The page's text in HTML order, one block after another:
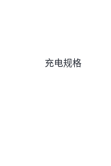
充电规格